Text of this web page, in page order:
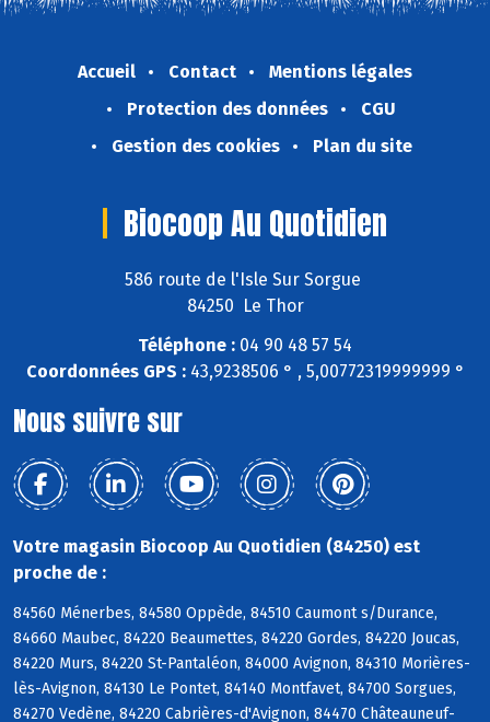
Accueil Contact
Mentions légales
Protection des données
CGU
Gestion des cookies
Plan du site
Biocoop Au Quotidien
586 route de l'Isle Sur Sorgue
84250 Le Thor
Téléphone : 04 90 48 57 54
Coordonnées GPS :43,9238506 ° , 5,00772319999999 °
Nous suivre sur
Votre magasin Biocoop Au Quotidien (84250) est
proche de :
84560 Ménerbes, 84580 Oppède, 84510 Caumont s/Durance,
84660 Maubec, 84220 Beaumettes, 84220 Gordes, 84220 Joucas,
84220 Murs, 84220 St-Pantaléon, 84000 Avignon, 84310 Morières-
lès-Avignon, 84130 Le Pontet, 84140 Montfavet, 84700 Sorgues,
84270 Vedène, 84220 Cabrières-d'Avignon, 84470 Châteauneuf-